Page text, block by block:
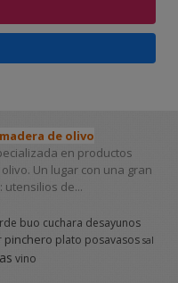
de olivo
en productos
Un lugar con una gran
utensilios de...
buo cuchara desayunos
pinchero plato posavasos sal
vino